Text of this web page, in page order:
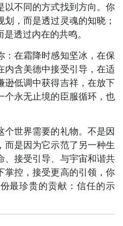
以不同的方式找到方向。你
，而是透过灵魂的知晓；
透过内在的共鸣。
：在霜降时感知坚冰，在保
内含美德中接受引导，在适
逊低调中获得吉祥，在放下
个永无止境的臣服循环，也
个世界需要的礼物。不是因
而是因为它示范了另一种生
接受引导、与宇宙和谐共
掌控，接受更高的引领，你
最珍贵的贡献：信任的示